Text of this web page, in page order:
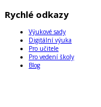
Rychlé odkazy
Výukové sady
Digitální výuka
Pro učitele
Pro vedení školy
Blog